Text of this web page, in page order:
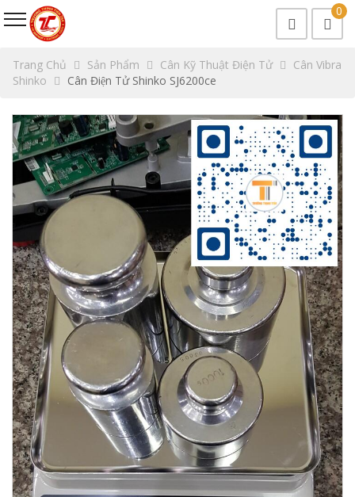
0
Trang Chủ Sản Phẩm Cân Kỹ Thuật Điện Tử
Cân Vibra
Shinko
Cân Điện Tử Shinko SJ6200ce